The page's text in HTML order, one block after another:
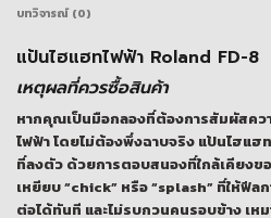
บทวิจารณ์ (0)
แป้นไฮแฮทไฟฟ้า Roland FD-8
เหตุผลที่ควรซื้อสินค้า
หากคุณเป็นมือกลองที่ต้องการสัมผัสค
ไฟฟ้า โดยไม่ต้องพึ่งฉาบจริง แป้นไฮแ
ที่ลงตัว ด้วยการตอบสนองที่ใกล้เคียงข
เหยียบ “chick” หรือ “splash” ที่ให้ฟีล
ต่อได้ทันที และไม่รบกวนคนรอบข้าง เห